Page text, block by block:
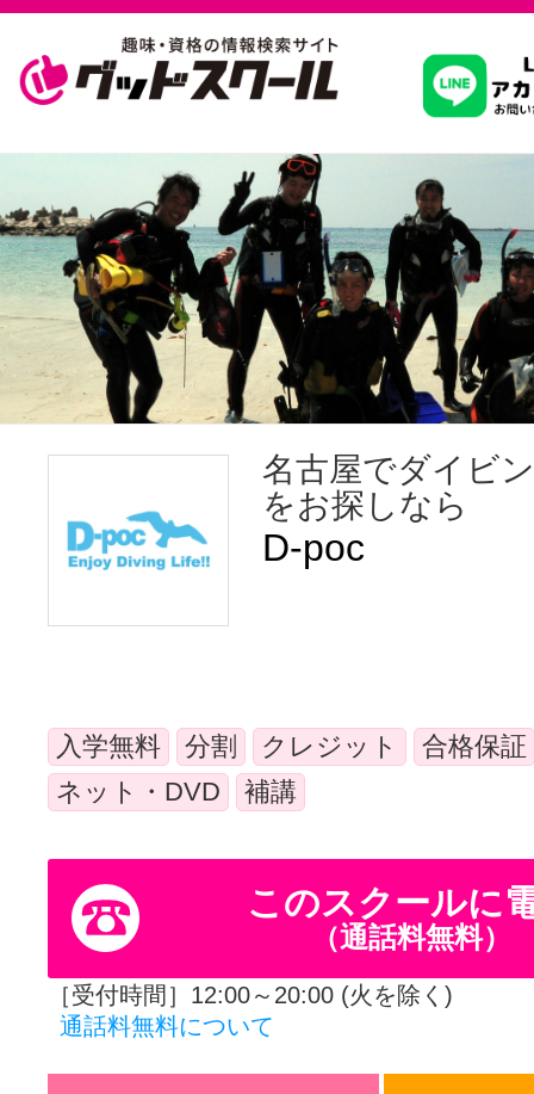
習いたいこ
スクールを
駅・路線か
通信講座を
体験レッス
グッドスク
掲載のお問
名古屋でダイビ
をお探しなら
D-poc
入学無料 分割 クレジット
合格保証
ネット・DVD
補講
このスクールに
（通話料無料）
［受付時間］12:00～20:00 (火を除く)
通話料無料について